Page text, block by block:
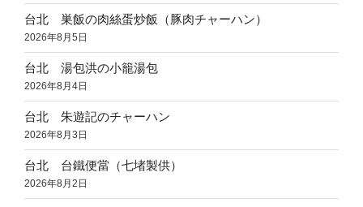
ご”
の
台北 巣飯の肉絲蛋炒飯（豚肉チャーハン）
2026年8月5日
台北 湯包洪の小籠湯包
2026年8月4日
台北 朱遊記のチャーハン
2026年8月3日
台北 台鐵便當（七堵製供）
2026年8月2日